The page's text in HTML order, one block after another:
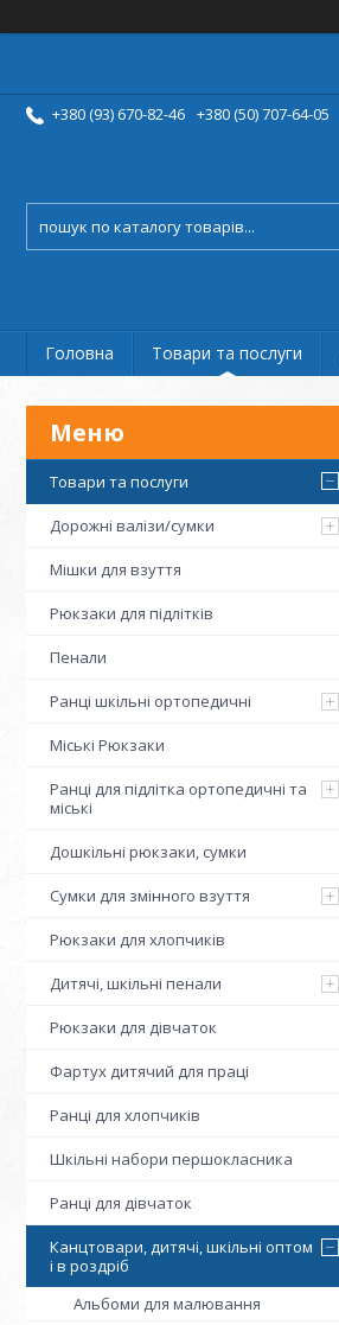
+380 (93) 670-82-46 +380 (50) 707-64-05
Головна Товари та послуги
Товари та послуги
Дорожні валізи/сумки
Мішки для взуття
Рюкзаки для підлітків
Пенали
Ранці шкільні ортопедичні
Міські Рюкзаки
Ранці для підлітка ортопедичні та
міські
Дошкільні рюкзаки, сумки
Сумки для змінного взуття
Рюкзаки для хлопчиків
Дитячі, шкільні пенали
Рюкзаки для дівчаток
Фартух дитячий для праці
Ранці для хлопчиків
Шкільні набори першокласника
Ранці для дівчаток
Канцтовари, дитячі, шкільні оптом
і в роздріб
Альбоми для малювання